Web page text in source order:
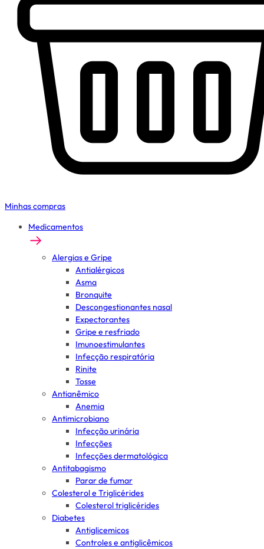
Minhas compras
Medicamentos
Alergias e Gripe
Antialérgicos
Asma
Bronquite
Descongestionantes nasal
Expectorantes
Gripe e resfriado
Imunoestimulantes
Infecção respiratória
Rinite
Tosse
Antianêmico
Anemia
Antimicrobiano
Infecção urinária
Infecções
Infecções dermatológica
Antitabagismo
Parar de fumar
Colesterol e Triglicérides
Colesterol triglicérides
Diabetes
Antiglicemicos
Controles e antiglicêmicos